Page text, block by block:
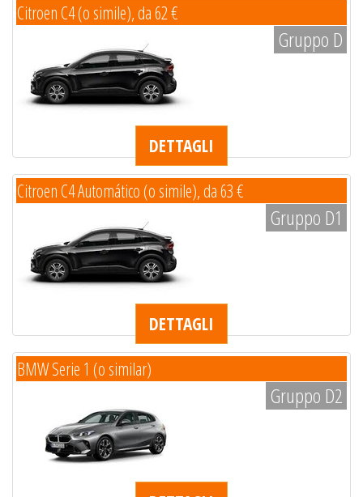
Citroen C4 (o simile), da 62 €
Gruppo D
DETTAGLI
Citroen C4 Automático (o simile), da 63 €
Gruppo D1
DETTAGLI
BMW Serie 1 (o similar)
Gruppo D2